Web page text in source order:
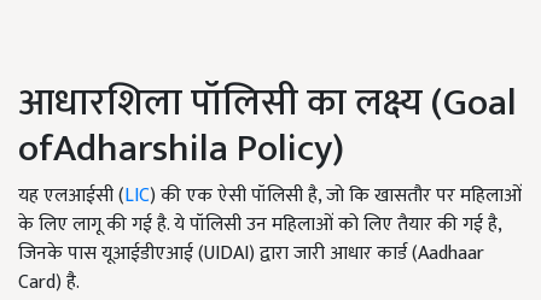
आधारशिला पॉलिसी का लक्ष्य (Goal
ofAdharshila Policy)
यह एलआईसी (LIC) की एक ऐसी पॉलिसी है, जो कि खासतौर पर महिलाओं
के लिए लागू की गई है. ये पॉलिसी उन महिलाओं को लिए तैयार की गई है,
जिनके पास यूआईडीएआई (UIDAI) द्वारा जारी आधार कार्ड (Aadhaar
Card) है.